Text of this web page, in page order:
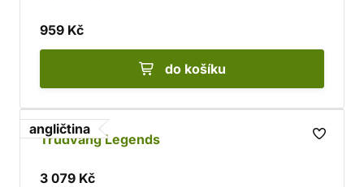
959 Kč
do košíku
angličtina
Trudvang Legends
3 079 Kč